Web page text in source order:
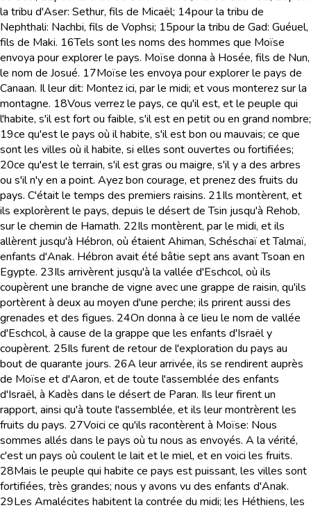
la tribu d'Aser: Sethur, fils de Micaël; 14pour la tribu de
Nephthali: Nachbi, fils de Vophsi; 15pour la tribu de Gad: Guéuel,
fils de Maki. 16Tels sont les noms des hommes que Moïse
envoya pour explorer le pays. Moïse donna à Hosée, fils de Nun,
le nom de Josué. 17Moïse les envoya pour explorer le pays de
Canaan. Il leur dit: Montez ici, par le midi; et vous monterez sur la
montagne. 18Vous verrez le pays, ce qu'il est, et le peuple qui
l'habite, s'il est fort ou faible, s'il est en petit ou en grand nombre;
19ce qu'est le pays où il habite, s'il est bon ou mauvais; ce que
sont les villes où il habite, si elles sont ouvertes ou fortifiées;
20ce qu'est le terrain, s'il est gras ou maigre, s'il y a des arbres
ou s'il n'y en a point. Ayez bon courage, et prenez des fruits du
pays. C'était le temps des premiers raisins. 21Ils montèrent, et
ils explorèrent le pays, depuis le désert de Tsin jusqu'à Rehob,
sur le chemin de Hamath. 22Ils montèrent, par le midi, et ils
allèrent jusqu'à Hébron, où étaient Ahiman, Schéschaï et Talmaï,
enfants d'Anak. Hébron avait été bâtie sept ans avant Tsoan en
Egypte. 23Ils arrivèrent jusqu'à la vallée d'Eschcol, où ils
coupèrent une branche de vigne avec une grappe de raisin, qu'ils
portèrent à deux au moyen d'une perche; ils prirent aussi des
grenades et des figues. 24On donna à ce lieu le nom de vallée
d'Eschcol, à cause de la grappe que les enfants d'Israël y
coupèrent. 25Ils furent de retour de l'exploration du pays au
bout de quarante jours. 26A leur arrivée, ils se rendirent auprès
de Moïse et d'Aaron, et de toute l'assemblée des enfants
d'Israël, à Kadès dans le désert de Paran. Ils leur firent un
rapport, ainsi qu'à toute l'assemblée, et ils leur montrèrent les
fruits du pays. 27Voici ce qu'ils racontèrent à Moïse: Nous
sommes allés dans le pays où tu nous as envoyés. A la vérité,
c'est un pays où coulent le lait et le miel, et en voici les fruits.
28Mais le peuple qui habite ce pays est puissant, les villes sont
fortifiées, très grandes; nous y avons vu des enfants d'Anak.
29Les Amalécites habitent la contrée du midi; les Héthiens, les